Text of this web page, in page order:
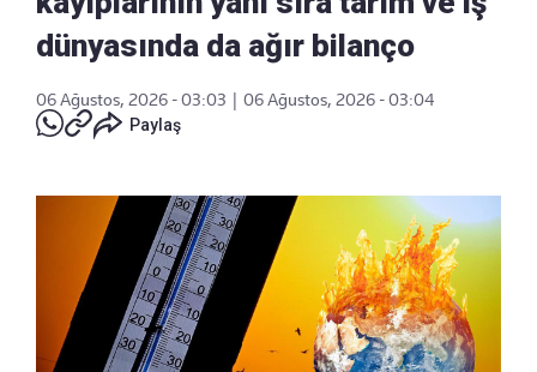
dünyasında da ağır bilanço
06 Ağustos, 2026 - 03:03
06 Ağustos, 2026 - 03:04
Paylaş